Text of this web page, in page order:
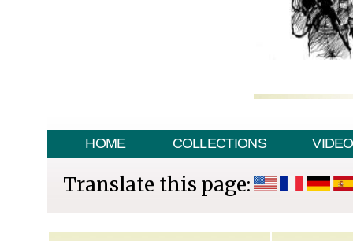
HOME COLLECTIONS VIDEO
Translate this page: